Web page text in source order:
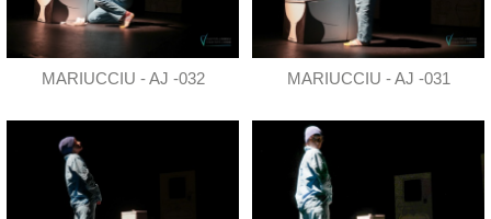
MARIUCCIU - AJ -032 MARIUCCIU - AJ -031